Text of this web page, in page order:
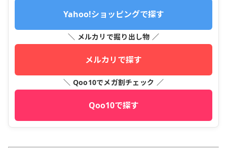
Yahoo!ショッピングで探す
＼ メルカリで掘り出し物 ／
メルカリで探す
＼ Qoo10でメガ割チェック ／
Qoo10で探す